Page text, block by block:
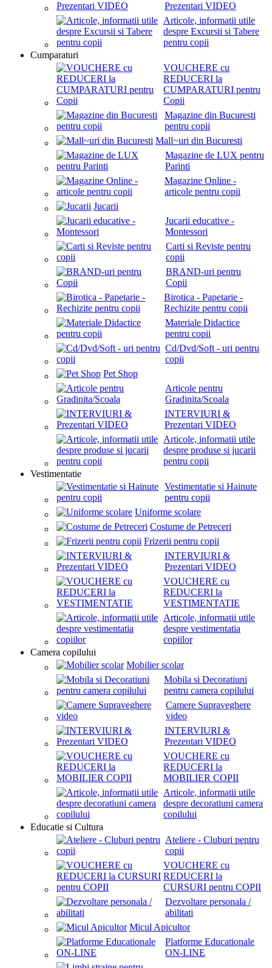
Prezentari VIDEO
Articole, informatii utile
despre Excursii si Tabere
pentru copii
Cumparaturi
VOUCHERE cu
REDUCERI la
CUMPARATURI pentru
Copii
Magazine din Bucuresti
pentru copii
Mall~uri din Bucuresti
Magazine de LUX pentru
Parinti
Magazine Online -
articole pentru copii
Jucarii
Jucarii educative -
Montessori
Carti si Reviste pentru
copii
BRAND-uri pentru
Copii
Birotica - Papetarie -
Rechizite pentru copii
Materiale Didactice
pentru copii
Cd/Dvd/Soft - uri pentru
copii
Pet Shop
Articole pentru
Gradinita/Scoala
INTERVIURI &
Prezentari VIDEO
Articole, informatii utile
despre produse si jucarii
pentru copii
Vestimentatie
Vestimentatie si Hainute
pentru copii
Uniforme scolare
Costume de Petreceri
Frizerii pentru copii
INTERVIURI &
Prezentari VIDEO
VOUCHERE cu
REDUCERI la
VESTIMENTATIE
Articole, informatii utile
despre vestimentatia
copiilor
Camera copilului
Mobilier scolar
Mobila si Decoratiuni
pentru camera copilului
Camere Supraveghere
video
INTERVIURI &
Prezentari VIDEO
VOUCHERE cu
REDUCERI la
MOBILIER COPII
Articole, informatii utile
despre decoratiuni camera
copilului
Educatie si Cultura
Ateliere - Cluburi pentru
copii
VOUCHERE cu
REDUCERI la
CURSURI pentru COPII
Dezvoltare personala /
abilitati
Micul Apicultor
Platforme Educationale
ON-LINE